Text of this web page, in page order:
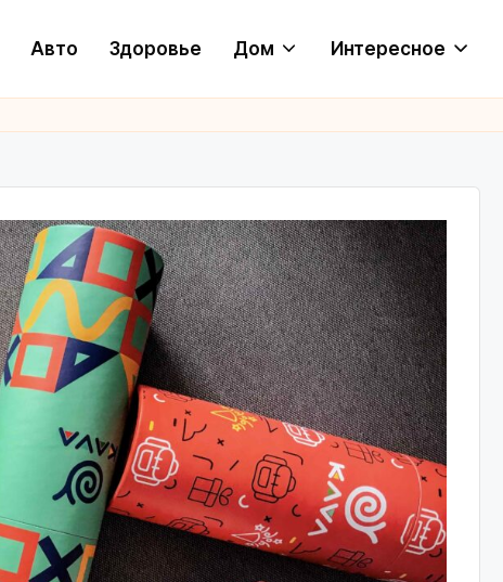
Авто Здоровье Дом Интересное